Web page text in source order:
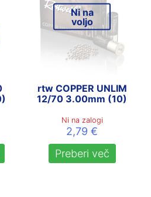
Ni na
voljo
rtw COPPER UNLIM
12/70 3.00mm (10)
Ni na zalogi
2,79€
Preberi več